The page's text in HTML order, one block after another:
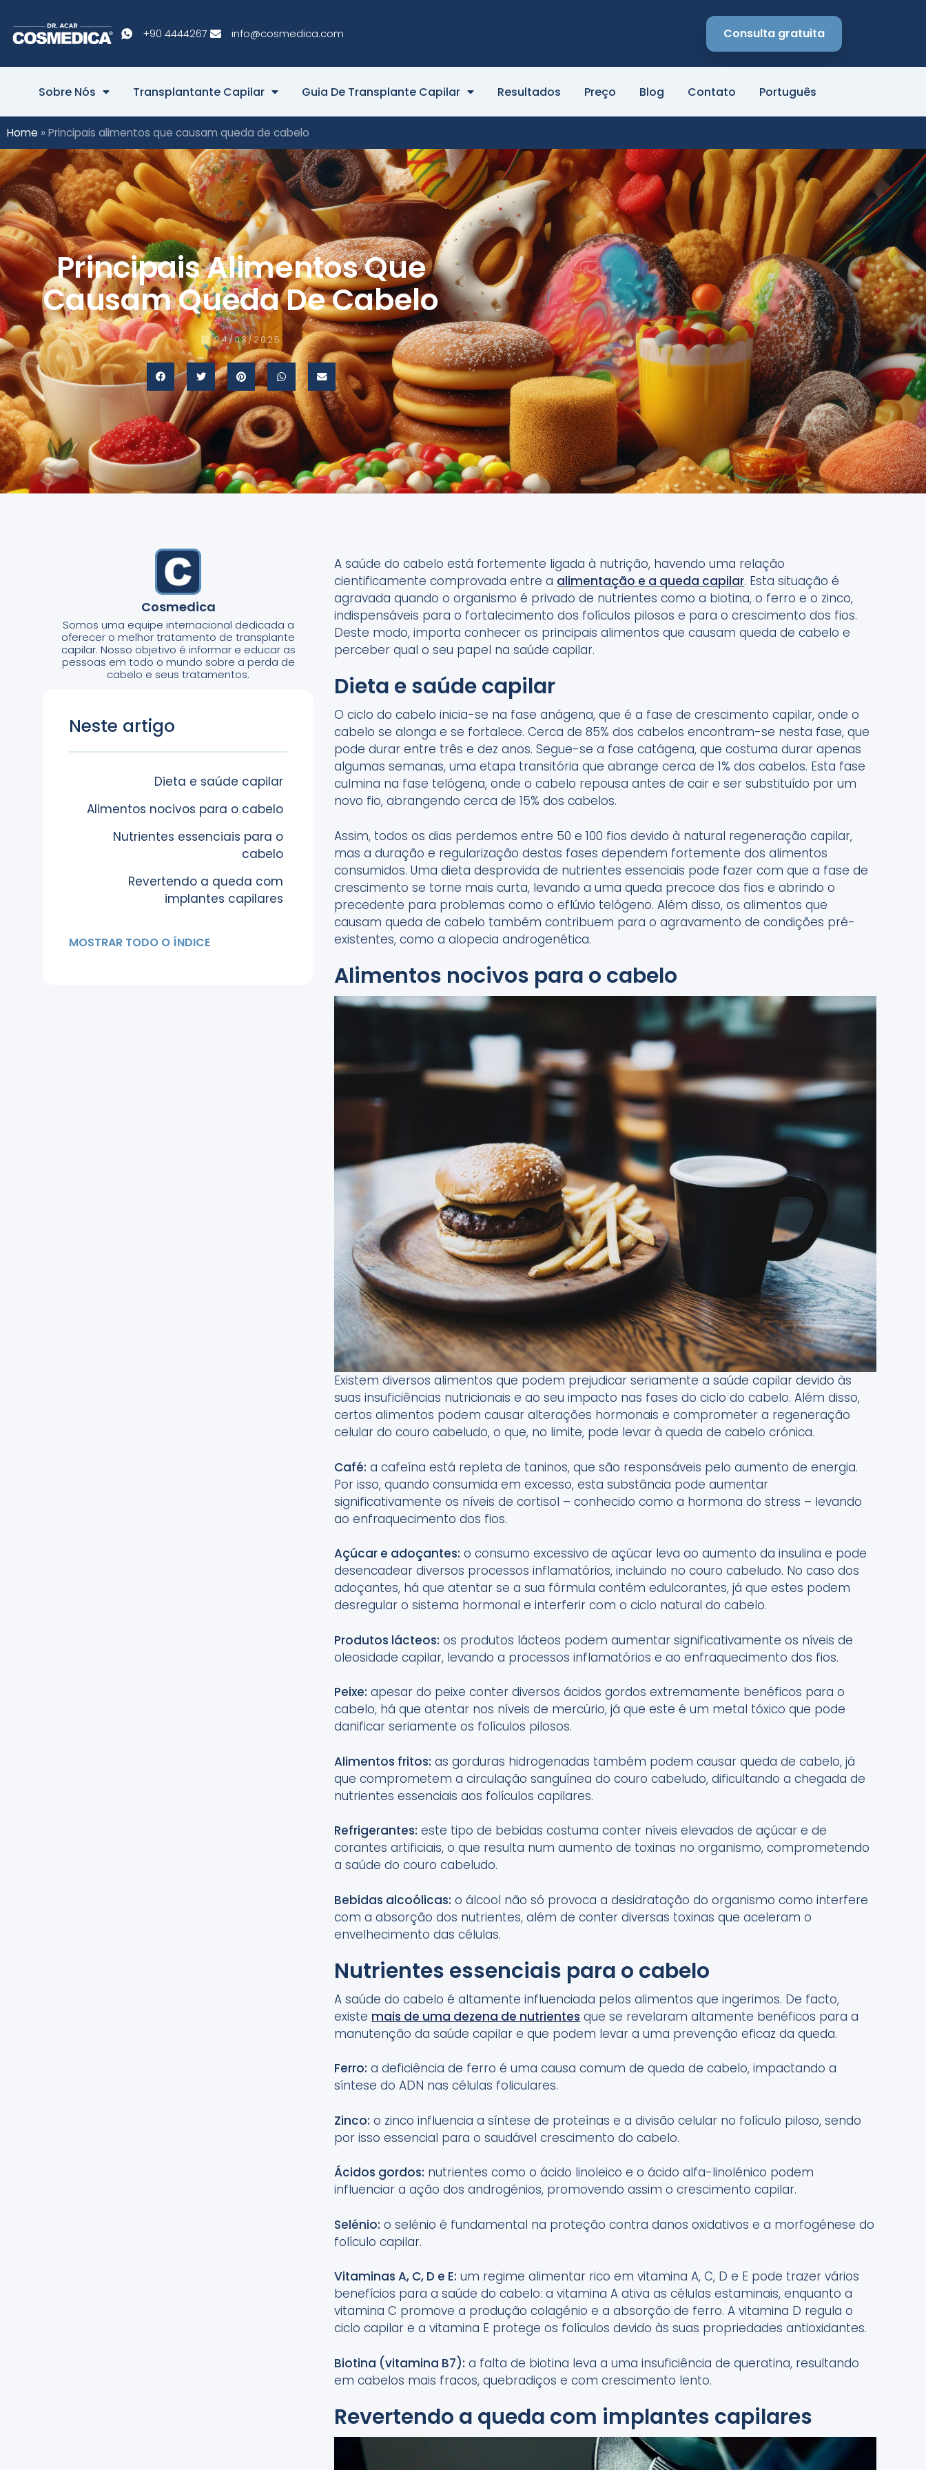
+90 4444267 info@cosmedica.com Consulta gratuita
Sobre Nós Transplantante Capilar Guia De Transplante Capilar Resultados Preço Blog Contato Português
Home » Principais alimentos que causam queda de cabelo
Principais Alimentos Que
Causam Queda De Cabelo
24/03/2025
Cosmedica
Somos uma equipe internacional dedicada a
oferecer o melhor tratamento de transplante
capilar. Nosso objetivo é informar e educar as
pessoas em todo o mundo sobre a perda de
cabelo e seus tratamentos.
Neste artigo
Dieta e saúde capilar
Alimentos nocivos para o cabelo
Nutrientes essenciais para o
cabelo
Revertendo a queda com
implantes capilares
MOSTRAR TODO O ÍNDICE
A saúde do cabelo está fortemente ligada à nutrição, havendo uma relação
cientificamente comprovada entre a alimentação e a queda capilar. Esta situação é
agravada quando o organismo é privado de nutrientes como a biotina, o ferro e o zinco,
indispensáveis para o fortalecimento dos folículos pilosos e para o crescimento dos fios.
Deste modo, importa conhecer os principais alimentos que causam queda de cabelo e
perceber qual o seu papel na saúde capilar.
Dieta e saúde capilar
O ciclo do cabelo inicia-se na fase anágena, que é a fase de crescimento capilar, onde o
cabelo se alonga e se fortalece. Cerca de 85% dos cabelos encontram-se nesta fase, que
pode durar entre três e dez anos. Segue-se a fase catágena, que costuma durar apenas
algumas semanas, uma etapa transitória que abrange cerca de 1% dos cabelos. Esta fase
culmina na fase telógena, onde o cabelo repousa antes de cair e ser substituído por um
novo fio, abrangendo cerca de 15% dos cabelos.
Assim, todos os dias perdemos entre 50 e 100 fios devido à natural regeneração capilar,
mas a duração e regularização destas fases dependem fortemente dos alimentos
consumidos. Uma dieta desprovida de nutrientes essenciais pode fazer com que a fase de
crescimento se torne mais curta, levando a uma queda precoce dos fios e abrindo o
precedente para problemas como o eflúvio telógeno. Além disso, os alimentos que
causam queda de cabelo também contribuem para o agravamento de condições pré-
existentes, como a alopecia androgenética.
Alimentos nocivos para o cabelo
Existem diversos alimentos que podem prejudicar seriamente a saúde capilar devido às
suas insuficiências nutricionais e ao seu impacto nas fases do ciclo do cabelo. Além disso,
certos alimentos podem causar alterações hormonais e comprometer a regeneração
celular do couro cabeludo, o que, no limite, pode levar à queda de cabelo crónica.
Café: a cafeína está repleta de taninos, que são responsáveis pelo aumento de energia.
Por isso, quando consumida em excesso, esta substância pode aumentar
significativamente os níveis de cortisol – conhecido como a hormona do stress – levando
ao enfraquecimento dos fios.
Açúcar e adoçantes: o consumo excessivo de açúcar leva ao aumento da insulina e pode
desencadear diversos processos inflamatórios, incluindo no couro cabeludo. No caso dos
adoçantes, há que atentar se a sua fórmula contém edulcorantes, já que estes podem
desregular o sistema hormonal e interferir com o ciclo natural do cabelo.
Produtos lácteos: os produtos lácteos podem aumentar significativamente os níveis de
oleosidade capilar, levando a processos inflamatórios e ao enfraquecimento dos fios.
Peixe: apesar do peixe conter diversos ácidos gordos extremamente benéficos para o
cabelo, há que atentar nos níveis de mercúrio, já que este é um metal tóxico que pode
danificar seriamente os folículos pilosos.
Alimentos fritos: as gorduras hidrogenadas também podem causar queda de cabelo, já
que comprometem a circulação sanguínea do couro cabeludo, dificultando a chegada de
nutrientes essenciais aos folículos capilares.
Refrigerantes: este tipo de bebidas costuma conter níveis elevados de açúcar e de
corantes artificiais, o que resulta num aumento de toxinas no organismo, comprometendo
a saúde do couro cabeludo.
Bebidas alcoólicas: o álcool não só provoca a desidratação do organismo como interfere
com a absorção dos nutrientes, além de conter diversas toxinas que aceleram o
envelhecimento das células.
Nutrientes essenciais para o cabelo
A saúde do cabelo é altamente influenciada pelos alimentos que ingerimos. De facto,
existe mais de uma dezena de nutrientes que se revelaram altamente benéficos para a
manutenção da saúde capilar e que podem levar a uma prevenção eficaz da queda.
Ferro: a deficiência de ferro é uma causa comum de queda de cabelo, impactando a
síntese do ADN nas células foliculares.
Zinco: o zinco influencia a síntese de proteínas e a divisão celular no folículo piloso, sendo
por isso essencial para o saudável crescimento do cabelo.
Ácidos gordos: nutrientes como o ácido linoleico e o ácido alfa-linolénico podem
influenciar a ação dos androgénios, promovendo assim o crescimento capilar.
Selénio: o selénio é fundamental na proteção contra danos oxidativos e a morfogénese do
folículo capilar.
Vitaminas A, C, D e E: um regime alimentar rico em vitamina A, C, D e E pode trazer vários
benefícios para a saúde do cabelo: a vitamina A ativa as células estaminais, enquanto a
vitamina C promove a produção colagénio e a absorção de ferro. A vitamina D regula o
ciclo capilar e a vitamina E protege os folículos devido às suas propriedades antioxidantes.
Biotina (vitamina B7): a falta de biotina leva a uma insuficiência de queratina, resultando
em cabelos mais fracos, quebradiços e com crescimento lento.
Revertendo a queda com implantes capilares